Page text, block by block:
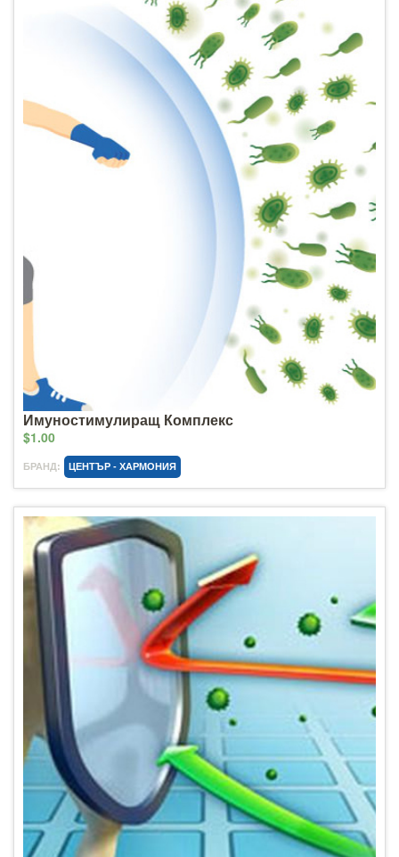
Имуностимулиращ Комплекс
$1.00
БРАНД: ЦЕНТЪР - ХАРМОНИЯ